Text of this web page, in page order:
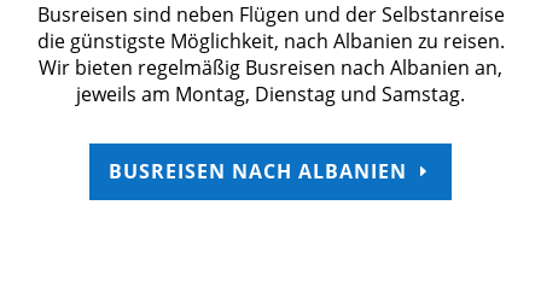
Busreisen sind neben Flügen und der Selbstanreise
die günstigste Möglichkeit, nach Albanien zu reisen.
Wir bieten regelmäßig Busreisen nach Albanien an,
jeweils am Montag, Dienstag und Samstag.
BUSREISEN NACH ALBANIEN